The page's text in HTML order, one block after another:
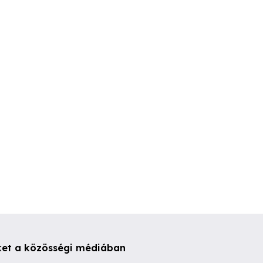
a közösségi médiában